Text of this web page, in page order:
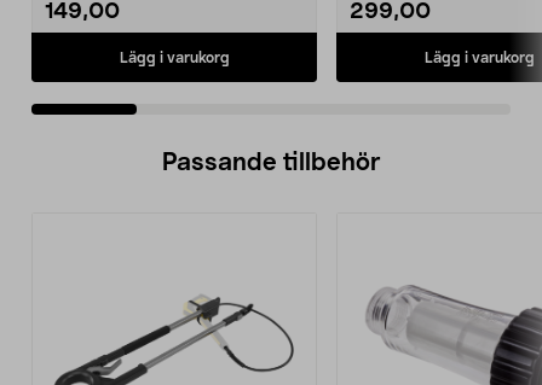
149,00
Lägg i varukorg
299,00
Lägg i varukorg
Passande tillbehör